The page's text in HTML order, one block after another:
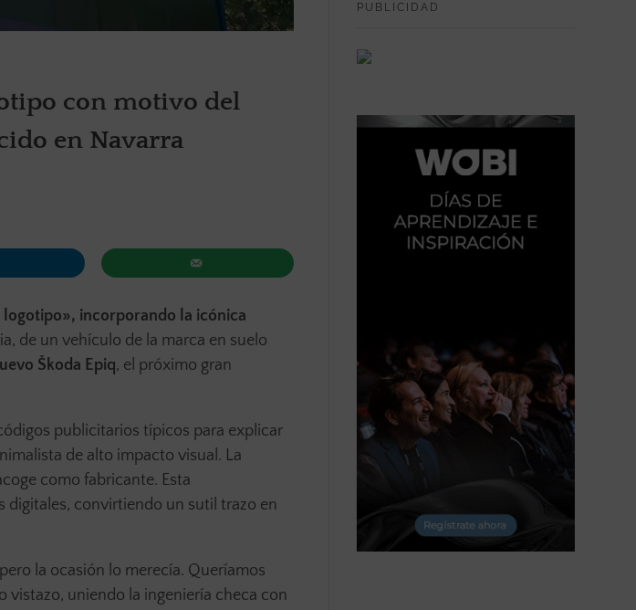
con motivo del
en Navarra
incorporando la icónica
de un vehículo de la marca en suelo
Škoda Epiq, el próximo gran
publicitarios típicos para explicar
de alto impacto visual. La
como fabricante. Esta
digitales, convirtiendo un sutil trazo en
la ocasión lo merecía. Queríamos
vistazo, uniendo la ingeniería checa con
PUBLICIDAD